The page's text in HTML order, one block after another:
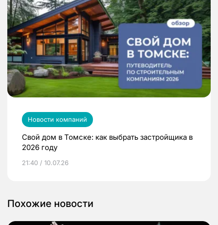
Новости компаний
Свой дом в Томске: как выбрать застройщика в
2026 году
21:40 / 10.07.26
Похожие новости